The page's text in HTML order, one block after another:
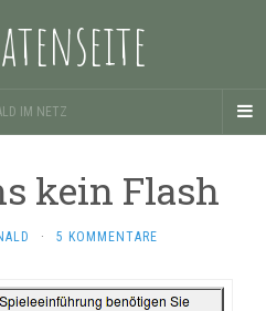
IM NETZ
kein Flash
· 5 KOMMENTARE